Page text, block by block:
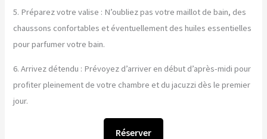
5. Préparez votre valise : N’oubliez pas votre maillot de bain, des
chaussons confortables et éventuellement des huiles essentielles
pour parfumer votre bain.
6. Arrivez détendu : Prévoyez d’arriver en début d’après-midi pour
profiter pleinement de votre chambre et du jacuzzi dès le premier
jour.
Réserver